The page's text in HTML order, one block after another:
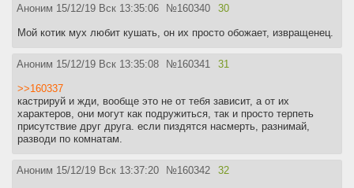
Аноним 15/12/19 Вск 13:35:06 №160340 30
Мой котик мух любит кушать, он их просто обожает, извращенец.
Аноним 15/12/19 Вск 13:35:08 №160341 31
>>160337
кастрируй и жди, вообще это не от тебя зависит, а от их
характеров, они могут как подружиться, так и просто терпеть
присутствие друг друга. если пиздятся насмерть, разнимай,
разводи по комнатам.
Аноним 15/12/19 Вск 13:37:20 №160342 32